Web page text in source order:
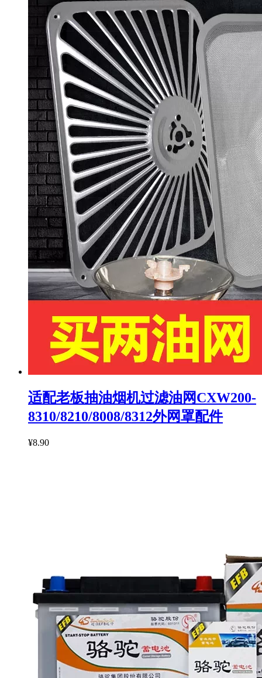
适配老板抽油烟机过滤油网CXW200-
8310/8210/8008/8312外网罩配件
¥8.90